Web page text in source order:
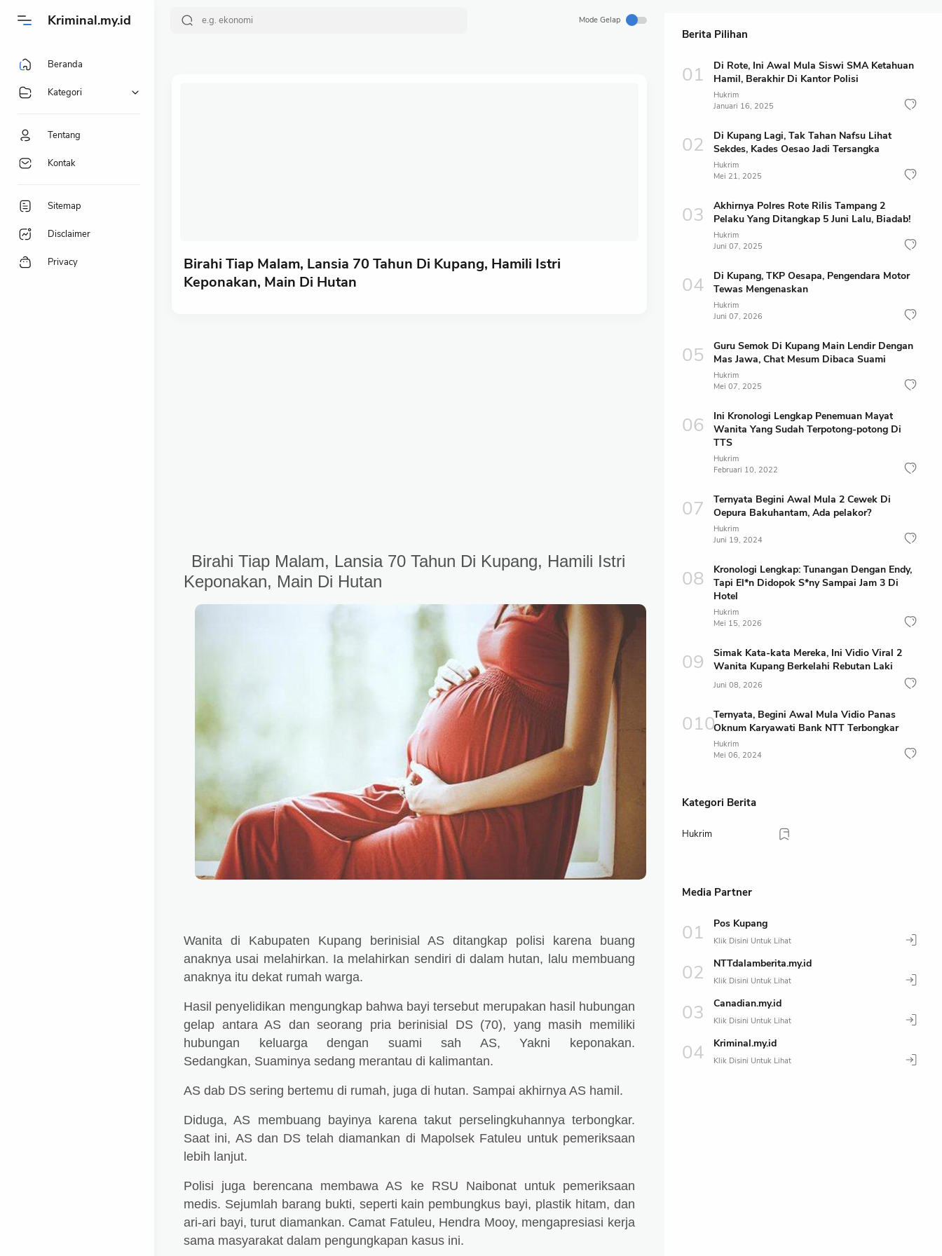
Kriminal.my.id Mode Gelap
Birahi Tiap Malam, Lansia 70 Tahun Di Kupang, Hamili Istri
Keponakan, Main Di Hutan
Birahi Tiap Malam, Lansia 70 Tahun Di Kupang, Hamili Istri
Keponakan, Main Di Hutan
Wanita di Kabupaten Kupang berinisial AS ditangkap polisi karena buang
anaknya usai melahirkan. Ia melahirkan sendiri di dalam hutan, lalu membuang
anaknya itu dekat rumah warga.
Hasil penyelidikan mengungkap bahwa bayi tersebut merupakan hasil hubungan
gelap antara AS dan seorang pria berinisial DS (70), yang masih memiliki
hubungan keluarga dengan suami sah AS, Yakni keponakan.
Sedangkan, Suaminya sedang merantau di kalimantan.
AS dab DS sering bertemu di rumah, juga di hutan. Sampai akhirnya AS hamil.
Diduga, AS membuang bayinya karena takut perselingkuhannya terbongkar.
Saat ini, AS dan DS telah diamankan di Mapolsek Fatuleu untuk pemeriksaan
lebih lanjut.
Polisi juga berencana membawa AS ke RSU Naibonat untuk pemeriksaan
medis. Sejumlah barang bukti, seperti kain pembungkus bayi, plastik hitam, dan
ari-ari bayi, turut diamankan. Camat Fatuleu, Hendra Mooy, mengapresiasi kerja
sama masyarakat dalam pengungkapan kasus ini.
Berita Pilihan
Di Rote, Ini Awal Mula Siswi SMA Ketahuan
Hamil, Berakhir Di Kantor Polisi
Hukrim
Januari 16, 2025
Di Kupang Lagi, Tak Tahan Nafsu Lihat
Sekdes, Kades Oesao Jadi Tersangka
Hukrim
Mei 21, 2025
Akhirnya Polres Rote Rilis Tampang 2
Pelaku Yang Ditangkap 5 Juni Lalu, Biadab!
Hukrim
Juni 07, 2025
Di Kupang, TKP Oesapa, Pengendara Motor
Tewas Mengenaskan
Hukrim
Juni 07, 2026
Guru Semok Di Kupang Main Lendir Dengan
Mas Jawa, Chat Mesum Dibaca Suami
Hukrim
Mei 07, 2025
Ini Kronologi Lengkap Penemuan Mayat
Wanita Yang Sudah Terpotong-potong Di
TTS
Hukrim
Februari 10, 2022
Ternyata Begini Awal Mula 2 Cewek Di
Oepura Bakuhantam, Ada pelakor?
Hukrim
Juni 19, 2024
Kronologi Lengkap: Tunangan Dengan Endy,
Tapi El*n Didopok S*ny Sampai Jam 3 Di
Hotel
Hukrim
Mei 15, 2026
Simak Kata-kata Mereka, Ini Vidio Viral 2
Wanita Kupang Berkelahi Rebutan Laki
Juni 08, 2026
Ternyata, Begini Awal Mula Vidio Panas
Oknum Karyawati Bank NTT Terbongkar
Hukrim
Mei 06, 2024
Kategori Berita
Hukrim
Media Partner
Pos Kupang
NTTdalamberita.my.id
Canadian.my.id
Kriminal.my.id
Beranda
Kategori
Tentang
Kontak
Sitemap
Disclaimer
Privacy